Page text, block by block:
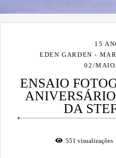
15
EDEN GARDEN -
02/
ENSAIO
DA
551 visualizações